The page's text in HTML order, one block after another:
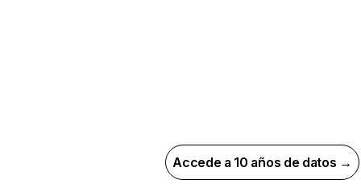
Accede a 10 años de datos →